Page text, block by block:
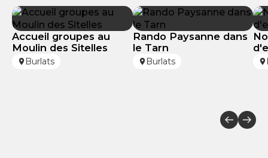
Accueil groupes au
Moulin des Sitelles
Burlats
Rando Paysanne dans
le Tarn
Burlats